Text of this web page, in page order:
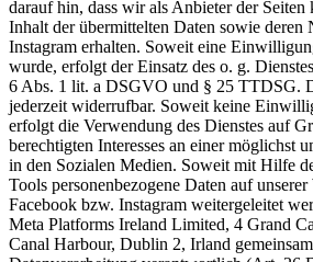
darauf hin, dass wir als Anbieter der
Inhalt der übermittelten Daten sowie deren
Instagram erhalten. Soweit eine
wurde, erfolgt der Einsatz des o. g.
6 Abs. 1 lit. a DSGVO und § 25 TTDSG.
jederzeit widerrufbar. Soweit keine
erfolgt die Verwendung des Dienstes auf
berechtigten Interesses an einer möglichst
in den Sozialen Medien. Soweit mit Hilfe
Tools personenbezogene Daten auf unserer
Facebook bzw. Instagram weitergeleitet
Meta Platforms Ireland Limited, 4 Grand
Canal Harbour, Dublin 2, Irland